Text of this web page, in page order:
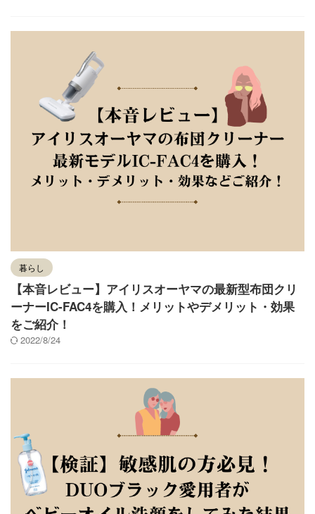
暮らし
【本音レビュー】アイリスオーヤマの最新型布団クリ
ーナーIC-FAC4を購入！メリットやデメリット・効果
をご紹介！
2022/8/24